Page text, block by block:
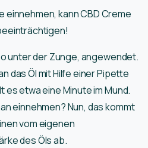
einnehmen, kann CBD Creme
unter der Zunge, angewendet.
das Öl mit Hilfe einer Pipette
es etwa eine Minute im Mund.
einnehmen? Nun, das kommt
vom eigenen
des Öls ab.